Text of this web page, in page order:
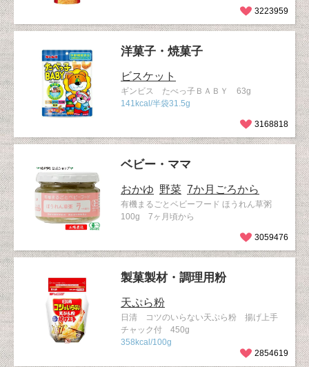
3223959
洋菓子・焼菓子
ビスケット
ギンビス たべっ子ＢＡＢＹ 63g
141kcal/半袋31.5g
3168818
ベビー・ママ
おかゆ 野菜 7か月ごろから
有機まるごとベビーフード ほうれん草粥
100g 7ヶ月頃から
3059476
製菓製材・調理用粉
天ぷら粉
日清 コツのいらない天ぷら粉 揚げ上手
チャック付 450g
358kcal/100g
2854619